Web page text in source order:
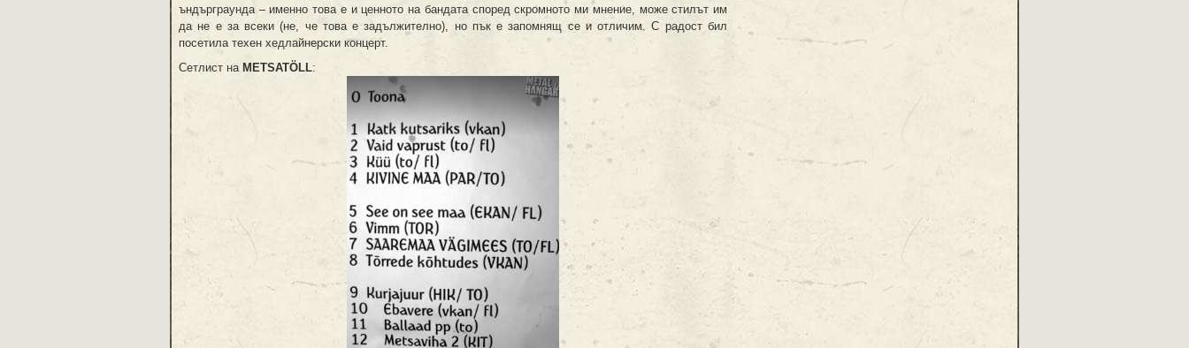
ъндърграунда – именно това е и ценното на бандата според скромното ми мнение, може стилът им
да не е за всеки (не, че това е задължително), но пък е запомнящ се и отличим. С радост бил
посетила техен хедлайнерски концерт.
Сетлист на METSATÖLL: